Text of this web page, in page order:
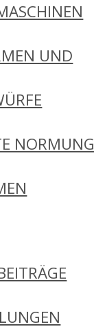
UND
NORMUNG